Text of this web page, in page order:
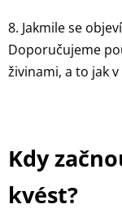
8. Jakmile se
Doporučujeme
živinami, a to jak
Kdy
kvést?